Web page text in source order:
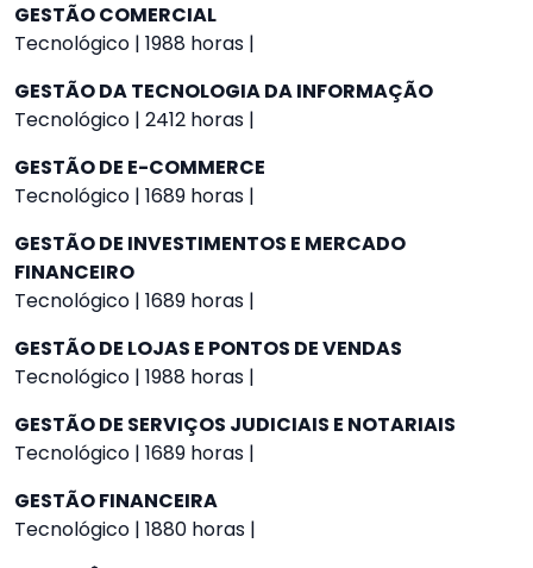
GESTÃO COMERCIAL
Tecnológico | 1988 horas |
GESTÃO DA TECNOLOGIA DA INFORMAÇÃO
Tecnológico | 2412 horas |
GESTÃO DE E-COMMERCE
Tecnológico | 1689 horas |
GESTÃO DE INVESTIMENTOS E MERCADO
FINANCEIRO
Tecnológico | 1689 horas |
GESTÃO DE LOJAS E PONTOS DE VENDAS
Tecnológico | 1988 horas |
GESTÃO DE SERVIÇOS JUDICIAIS E NOTARIAIS
Tecnológico | 1689 horas |
GESTÃO FINANCEIRA
Tecnológico | 1880 horas |